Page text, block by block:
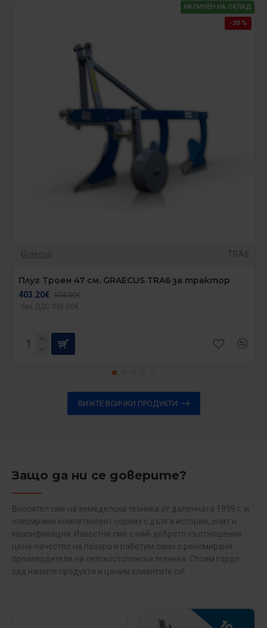
НАЛИЧЕН НА СКЛАД
-20 %
Graecus TRA6
Плуг Троен 47 см. GRAECUS TRA6 за трактор
403.20€ 504.00€
без ДДС:336.00€
ВИЖТЕ ВСИЧКИ ПРОДУКТИ
Защо да ни се доверите?
Вносител сме на земеделска техника от далечната 1999 г. и
оперираме компетентент сервиз с дълга история, опит и
квалификация. Известни сме с най-доброто съотношение
цена-качество на пазара и работим само с реномирани
производители на селскостопанска техника. Стоим гордо
зад нашите продукти и ценим клиентите си!